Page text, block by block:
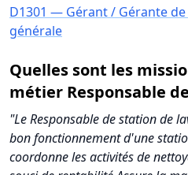
D1301 — Gérant / Gérante
générale
Quelles sont les
métier Responsable
"Le Responsable de station de
bon fonctionnement d'une
coordonne les activités de